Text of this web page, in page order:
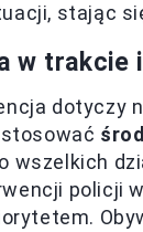
stając
w trakcie
dotyczy
stosować
wszelkich
policji